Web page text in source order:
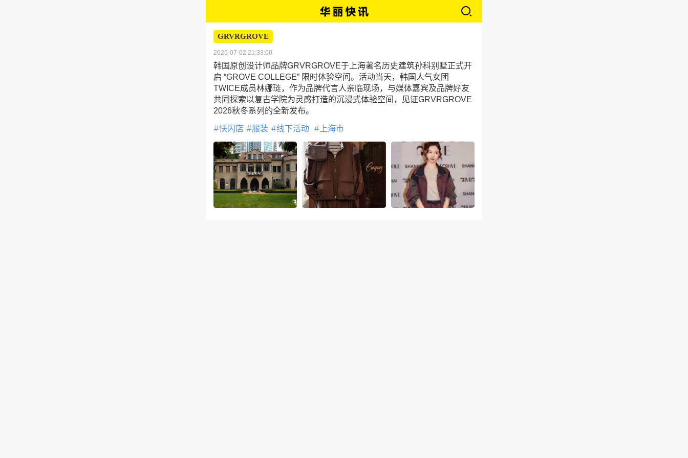
GRVRGROVE
2026-07-02 21:33:00
韩国原创设计师品牌GRVRGROVE于上海著名历史建筑孙科别墅正式开
启 “GROVE COLLEGE” 限时体验空间。活动当天，韩国人气女团
TWICE成员林娜琏，作为品牌代言人亲临现场，与媒体嘉宾及品牌好友
共同探索以复古学院为灵感打造的沉浸式体验空间，见证GRVRGROVE
2026秋冬系列的全新发布。
快闪店 服装 线下活动 上海市